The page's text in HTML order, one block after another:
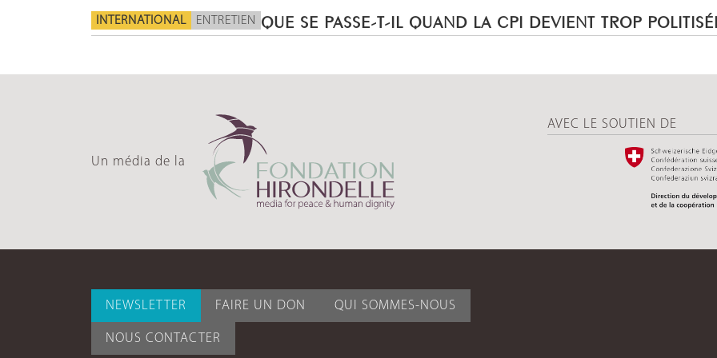
INTERNATIONAL ENTRETIEN QUE SE PASSE-T-IL QUAND LA CPI DEVIENT TROP
Un média de la
AVEC LE SOUTIEN DE
NEWSLETTER FAIRE UN DON QUI SOMMES-NOUS
NOUS CONTACTER